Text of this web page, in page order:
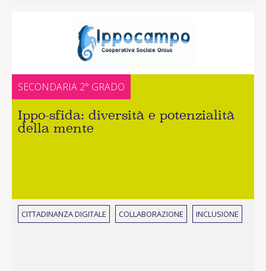
SECONDARIA 2° GRADO
Ippo-sfida: diversità e potenzialità
della mente
CITTADINANZA DIGITALE COLLABORAZIONE INCLUSIONE